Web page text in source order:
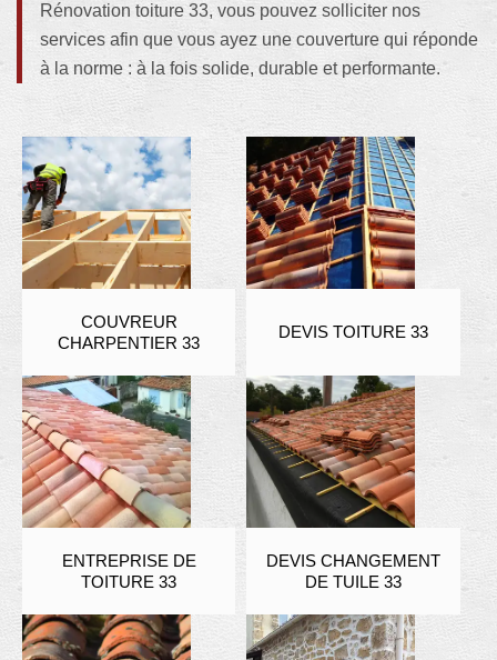
Rénovation toiture 33, vous pouvez solliciter nos
services afin que vous ayez une couverture qui réponde
à la norme : à la fois solide, durable et performante.
COUVREUR
CHARPENTIER 33
DEVIS TOITURE 33
ENTREPRISE DE
TOITURE 33
DEVIS CHANGEMENT
DE TUILE 33